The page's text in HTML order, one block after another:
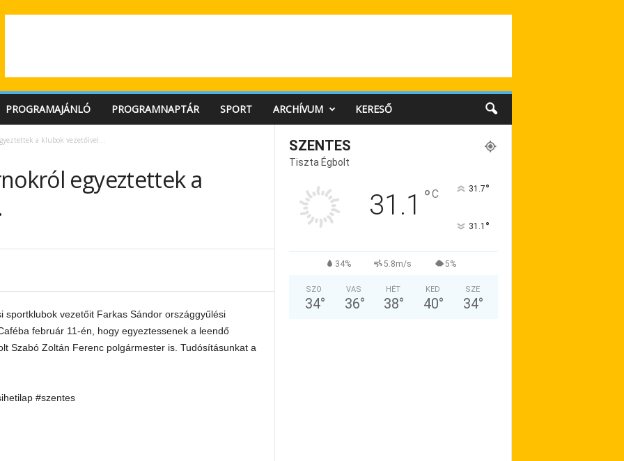
PROGRAMAJÁNLÓ PROGRAMNAPTÁR SPORT ARCHÍVUM KERESŐ
a klubok vezetőivel…
egyeztettek a
sportklubok vezetőit Farkas Sándor országgyűlési
február 11-én, hogy egyeztessenek a leendő
Szabó Zoltán Ferenc polgármester is. Tudósításunkat a
#szentes
SZENTES
Tiszta Égbolt
31.1 °C 31.7°
31.1 °
34% 5.8m/s 5%
SZO
34°
VAS
36°
HÉT
38°
KED
40°
SZE
34°